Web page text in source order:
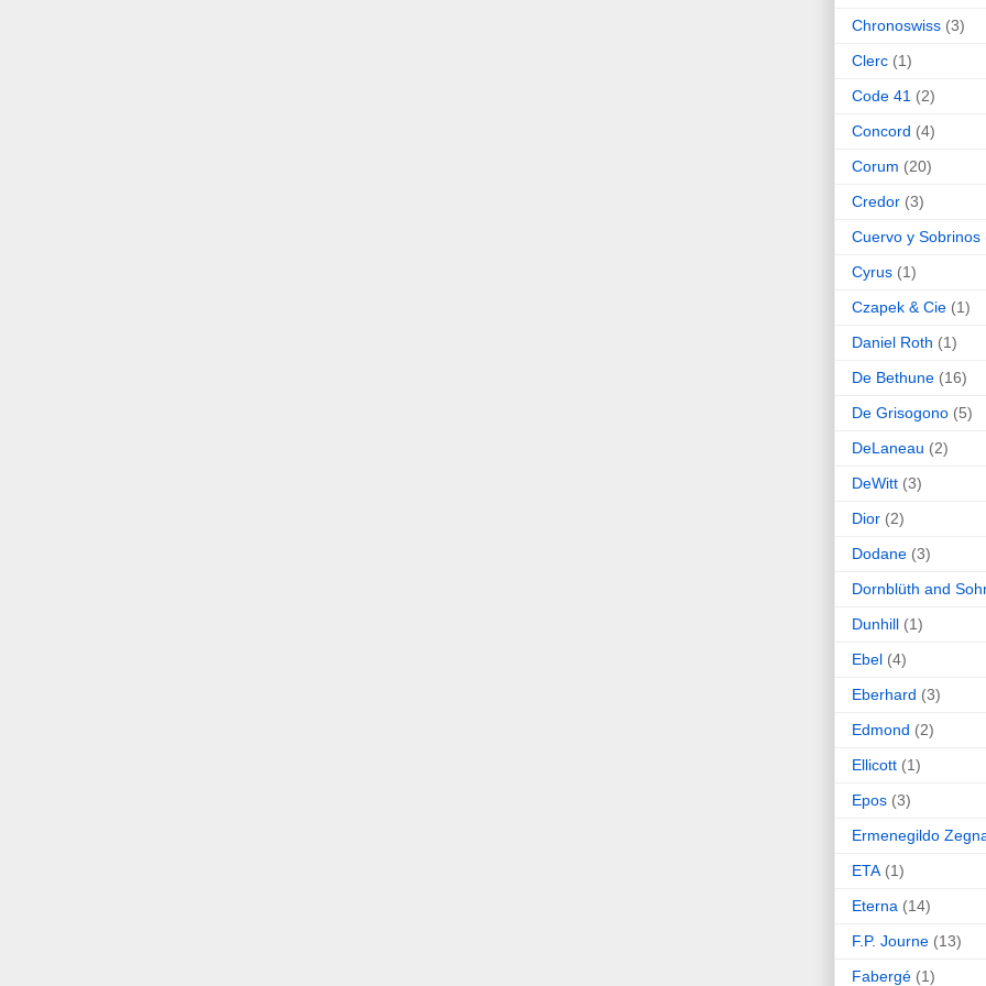
Chronoswiss (3)
Clerc (1)
Code 41 (2)
Concord (4)
Corum (20)
Credor (3)
Cuervo y Sobrinos
Cyrus (1)
Czapek & Cie (1)
Daniel Roth (1)
De Bethune (16)
De Grisogono (5)
DeLaneau (2)
DeWitt (3)
Dior (2)
Dodane (3)
Dornblüth and
Dunhill (1)
Ebel (4)
Eberhard (3)
Edmond (2)
Ellicott (1)
Epos (3)
Ermenegildo
ETA (1)
Eterna (14)
F.P. Journe (13)
Fabergé (1)